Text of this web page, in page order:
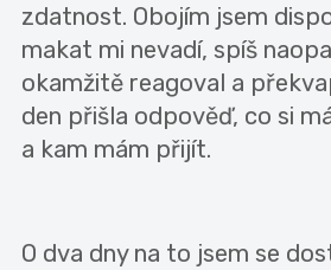
zdatnost. Obojím jsem
makat mi nevadí, spíš
okamžitě reagoval a
den přišla odpověď, co si
a kam mám přijít.
O dva dny na to jsem se